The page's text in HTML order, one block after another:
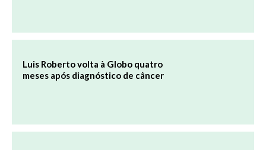
Luis Roberto volta à Globo quatro
meses após diagnóstico de câncer